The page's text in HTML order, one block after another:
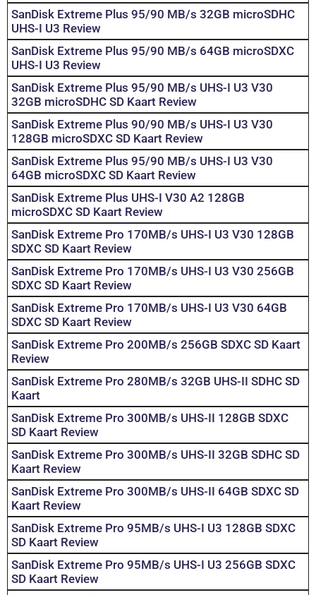
SanDisk Extreme Plus 95/90 MB/s 32GB microSDHC
UHS-I U3 Review
SanDisk Extreme Plus 95/90 MB/s 64GB microSDXC
UHS-I U3 Review
SanDisk Extreme Plus 95/90 MB/s UHS-I U3 V30
32GB microSDHC SD Kaart Review
SanDisk Extreme Plus 90/90 MB/s UHS-I U3 V30
128GB microSDXC SD Kaart Review
SanDisk Extreme Plus 95/90 MB/s UHS-I U3 V30
64GB microSDXC SD Kaart Review
SanDisk Extreme Plus UHS-I V30 A2 128GB
microSDXC SD Kaart Review
SanDisk Extreme Pro 170MB/s UHS-I U3 V30 128GB
SDXC SD Kaart Review
SanDisk Extreme Pro 170MB/s UHS-I U3 V30 256GB
SDXC SD Kaart Review
SanDisk Extreme Pro 170MB/s UHS-I U3 V30 64GB
SDXC SD Kaart Review
SanDisk Extreme Pro 200MB/s 256GB SDXC SD Kaart
Review
SanDisk Extreme Pro 280MB/s 32GB UHS-II SDHC SD
Kaart
SanDisk Extreme Pro 300MB/s UHS-II 128GB SDXC
SD Kaart Review
SanDisk Extreme Pro 300MB/s UHS-II 32GB SDHC SD
Kaart Review
SanDisk Extreme Pro 300MB/s UHS-II 64GB SDXC SD
Kaart Review
SanDisk Extreme Pro 95MB/s UHS-I U3 128GB SDXC
SD Kaart Review
SanDisk Extreme Pro 95MB/s UHS-I U3 256GB SDXC
SD Kaart Review